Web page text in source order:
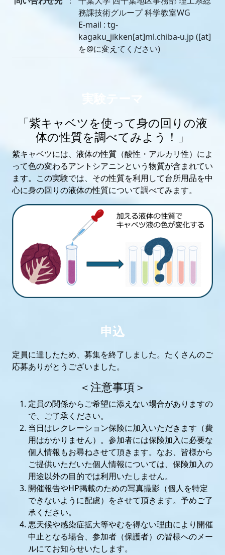
務課技術グループ 科学教室WG
E-mail : tg-
kagaku_jikken[at]ml.chiba-u.jp ([at]
を@に変えてください)
「紫キャベツを使って身の回りの液
体の性質を調べてみよう！」
紫キャベツには、液体の性質（酸性・アルカリ性）によ
って色の変わるアントシアニンという物質が含まれてい
ます。この実験では、その性質を利用して台所用品を中
心に身の回りの液体の性質について調べてみます。
申込
定員に達したため、募集を終了しました。たくさんのご
応募ありがとうございました。
＜注意事項＞
定員の関係からご希望に添えない場合がありますの
で、ご了承ください。
当日はレクレーション保険に加入いただきます（費
用はかかりません）。参加者には保険加入に必要な
個人情報もお尋ねさせて頂きます。なお、皆様から
ご提供いただいた個人情報については、保険加入の
用途以外の目的では利用いたしません。
開催報告やHP掲載のための写真撮影（個人を特定
できないように配慮）をさせて頂きます。予めご了
承ください。
悪天候や感染症拡大等やむを得ない理由により開催
中止となる場合、参加者（保護者）の皆様へのメー
ルにてお知らせいたします。